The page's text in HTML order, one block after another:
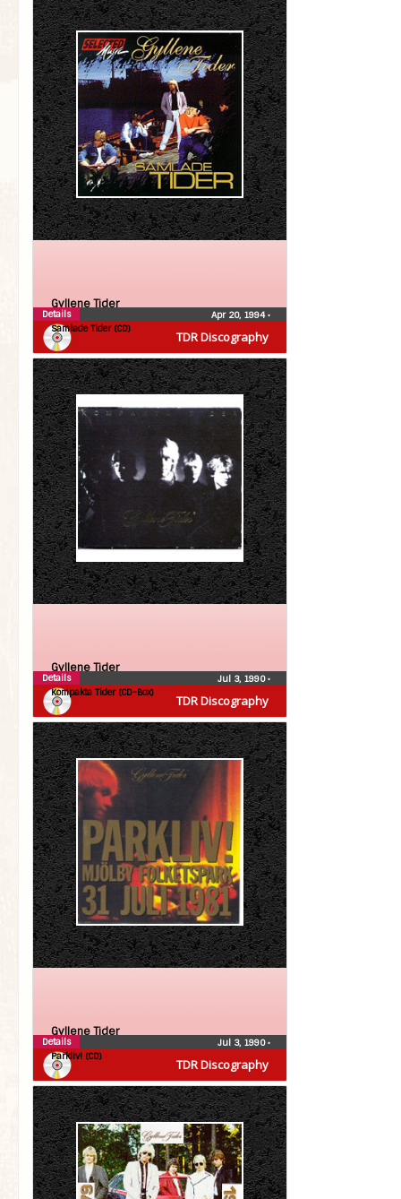
TDR Discography
Gyllene Tider
Samlade Tider (CD)
Apr 20, 1994•
Details
TDR Discography
Gyllene Tider
Kompakta Tider (CD-Box)
Jul 3, 1990•
Details
TDR Discography
Gyllene Tider
Parkliv! (CD)
Jul 3, 1990•
Details